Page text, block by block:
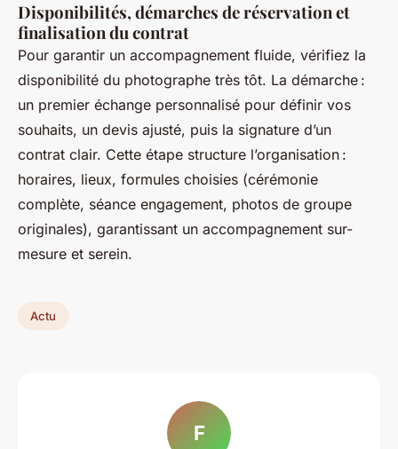
Disponibilités, démarches de réservation et
finalisation du contrat
Pour garantir un accompagnement fluide, vérifiez la
disponibilité du photographe très tôt. La démarche :
un premier échange personnalisé pour définir vos
souhaits, un devis ajusté, puis la signature d’un
contrat clair. Cette étape structure l’organisation :
horaires, lieux, formules choisies (cérémonie
complète, séance engagement, photos de groupe
originales), garantissant un accompagnement sur-
mesure et serein.
Actu
F